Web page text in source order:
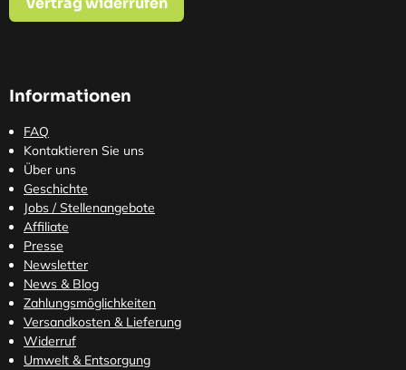
Informationen
FAQ
Kontaktieren Sie uns
Über uns
Geschichte
Jobs / Stellenangebote
Affiliate
Presse
Newsletter
News & Blog
Zahlungsmöglichkeiten
Versandkosten & Lieferung
Widerruf
Umwelt & Entsorgung